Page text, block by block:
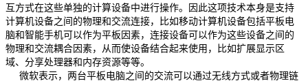
互方式在这些单独的计算设备中进行操作。因此这项技术本身是支持
计算机设备之间的物理和交流连接，比如移动计算机设备包括平板电
脑和智能手机可以作为平板因素，连接设备可以作为这些设备之间的
物理和交流耦合因素，从而使设备结合起来使用，比如扩展显示区
域、分享处理器和内存资源等等。
微软表示，两台平板电脑之间的交流可以通过无线方式或者物理链